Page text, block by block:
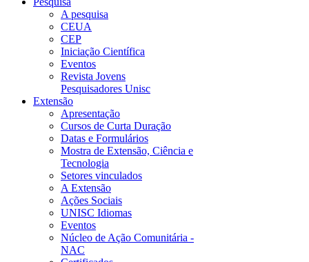
A pesquisa
CEUA
CEP
Iniciação Científica
Eventos
Revista Jovens
Pesquisadores Unisc
Extensão
Apresentação
Cursos de Curta Duração
Datas e Formulários
Mostra de Extensão, Ciência e
Tecnologia
Setores vinculados
A Extensão
Ações Sociais
UNISC Idiomas
Eventos
Núcleo de Ação Comunitária -
NAC